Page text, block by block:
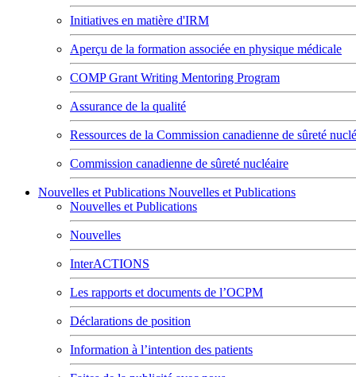
Initiatives en matière d'IRM
Aperçu de la formation associée en physique médicale
COMP Grant Writing Mentoring Program
Assurance de la qualité
Ressources de la Commission canadienne de sûreté
Commission canadienne de sûreté nucléaire
Nouvelles et Publications Nouvelles et Publications
Nouvelles et Publications
Nouvelles
InterACTIONS
Les rapports et documents de l’OCPM
Déclarations de position
Information à l’intention des patients